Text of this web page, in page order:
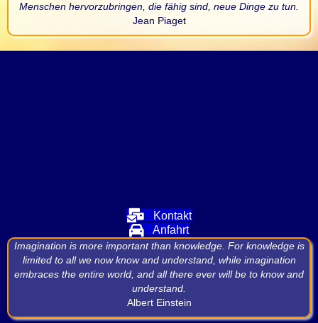
Menschen hervorzubringen, die fähig sind, neue Dinge zu tun.
Jean Piaget
Kontakt
Anfahrt
Imagination is more important than knowledge. For knowledge is
limited to all we now know and understand, while imagination
embraces the entire world, and all there ever will be to know and
understand.
Albert Einstein